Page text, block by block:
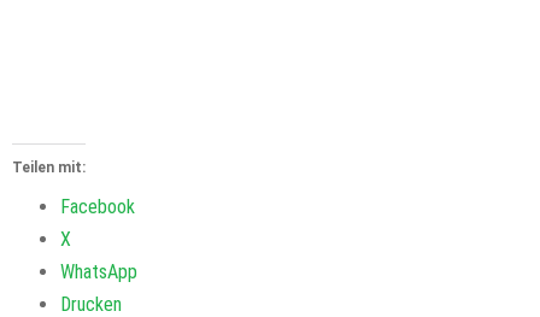
Teilen mit:
Facebook
X
WhatsApp
Drucken